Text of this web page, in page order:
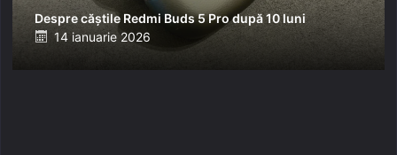
Despre căștile Redmi Buds 5 Pro după 10 luni
Posted
14 ianuarie 2026